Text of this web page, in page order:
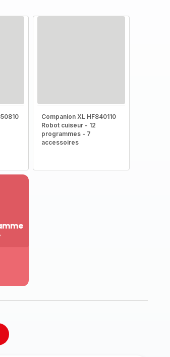
Companion XL HF840110
Robot cuiseur - 12
programmes - 7
accessoires